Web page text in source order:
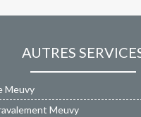
AUTRES
Meuvy
Meuvy